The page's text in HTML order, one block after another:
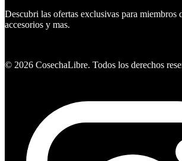
Descubri las ofertas exclusivas para miembros
accesorios y mas.
© 2026 CosechaLibre. Todos los derechos